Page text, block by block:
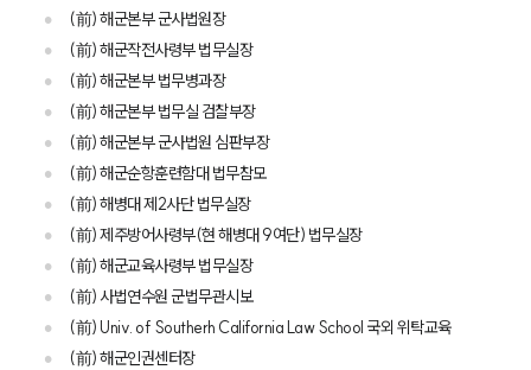
(前) 해군본부 군사법원장
(前) 해군작전사령부 법무실장
(前) 해군본부 법무병과장
(前) 해군본부 법무실 검찰부장
(前) 해군본부 군사법원 심판부장
(前) 해군순항훈련함대 법무참모
(前) 해병대 제2사단 법무실장
(前) 제주방어사령부(현 해병대 9여단) 법무실장
(前) 해군교육사령부 법무실장
(前) 사법연수원 군법무관시보
(前) Univ. of Southerh California Law School 국외 위탁교육
(前) 해군인권센터장